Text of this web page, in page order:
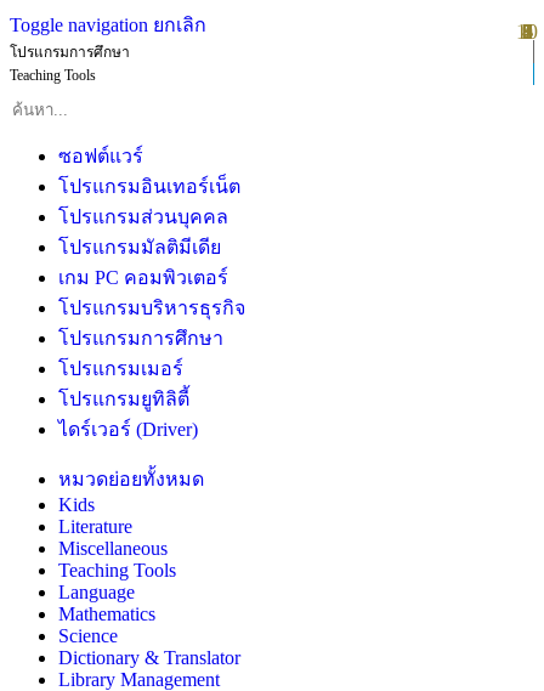
Toggle navigation ยกเลิก
โปรแกรมการศึกษา
Teaching Tools
ซอฟต์แวร์
โปรแกรมอินเทอร์เน็ต
โปรแกรมส่วนบุคคล
โปรแกรมมัลติมีเดีย
เกม PC คอมพิวเตอร์
โปรแกรมบริหารธุรกิจ
โปรแกรมการศึกษา
โปรแกรมเมอร์
โปรแกรมยูทิลิตี้
ไดร์เวอร์ (Driver)
หมวดย่อยทั้งหมด
Kids
Literature
Miscellaneous
Teaching Tools
Language
Mathematics
Science
Dictionary & Translator
Library Management
1
2
3
4
5
6
7
8
9
10